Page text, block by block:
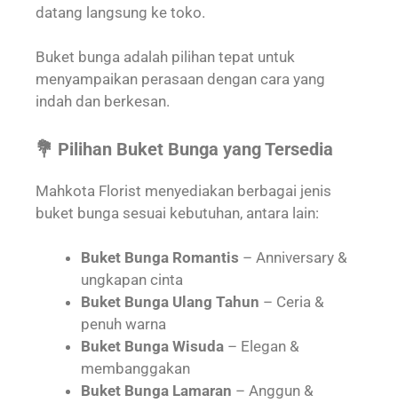
datang langsung ke toko.
Buket bunga adalah pilihan tepat untuk
menyampaikan perasaan dengan cara yang
indah dan berkesan.
💐 Pilihan Buket Bunga yang Tersedia
Mahkota Florist menyediakan berbagai jenis
buket bunga sesuai kebutuhan, antara lain:
Buket Bunga Romantis – Anniversary &
ungkapan cinta
Buket Bunga Ulang Tahun – Ceria &
penuh warna
Buket Bunga Wisuda – Elegan &
membanggakan
Buket Bunga Lamaran – Anggun &